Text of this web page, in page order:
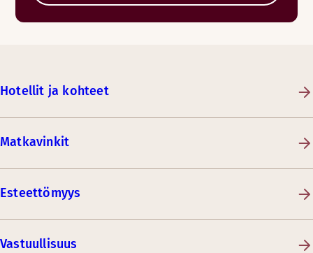
Hotellit ja kohteet
Matkavinkit
Esteettömyys
Vastuullisuus